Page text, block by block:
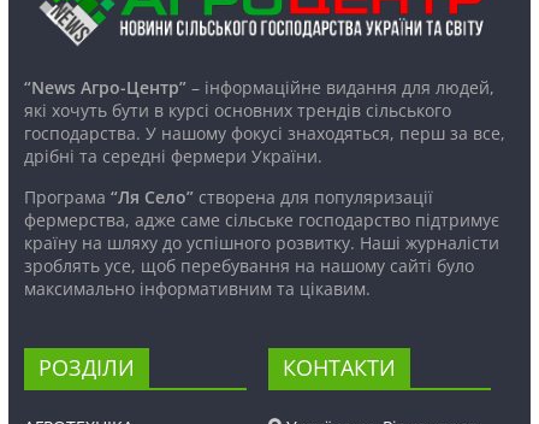
“News Агро-Центр”– інформаційне видання для людей,
які хочуть бути в курсі основних трендів сільського
господарства. У нашому фокусі знаходяться, перш за все,
дрібні та середні фермери України.
Програма “Ля Село”створена для популяризації
фермерства, адже саме сільське господарство підтримує
країну на шляху до успішного розвитку. Наші журналісти
зроблять усе, щоб перебування на нашому сайті було
максимально інформативним та цікавим.
РОЗДІЛИ КОНТАКТИ